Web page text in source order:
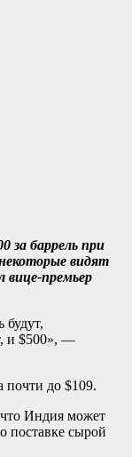
за баррель при
видят
премьер
будут,
и $500», —
почти до $109.
что Индия может
поставке сырой